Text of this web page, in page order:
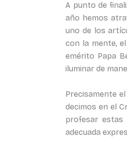
A punto de
año hemos
uno de los
con la mente,
emérito Papa
iluminar de
Precisamente
decimos en el
profesar estas
adecuada